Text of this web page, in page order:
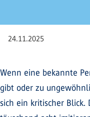
24.11.2025
Wenn eine bekannte
gibt oder zu
sich ein kritischer Blick.